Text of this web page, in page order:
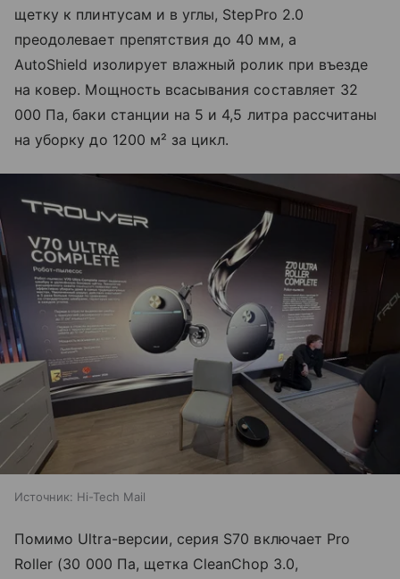
щетку к плинтусам и в углы, StepPro 2.0
преодолевает препятствия до 40 мм, а
AutoShield изолирует влажный ролик при въезде
на ковер. Мощность всасывания составляет 32
000 Па, баки станции на 5 и 4,5 литра рассчитаны
на уборку до 1200 м² за цикл.
Источник: Hi-Tech Mail
Помимо Ultra-версии, серия S70 включает Pro
Roller (30 000 Па, щетка CleanChop 3.0,